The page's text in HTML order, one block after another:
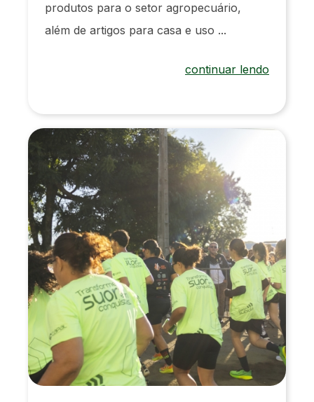
produtos para o setor agropecuário,
além de artigos para casa e uso ...
continuar lendo